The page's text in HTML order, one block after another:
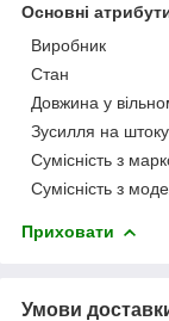
Основні
Виробник
Стан
Довжина у
Зусилля на штоку
Сумісність з
Сумісність з
Приховати
Умови